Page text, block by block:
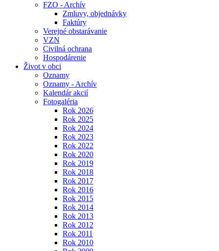
FZO - Archív
Zmluvy, objednávky
Faktúry
Verejné obstarávanie
VZN
Civilná ochrana
Hospodárenie
Život v obci
Oznamy
Oznamy - Archív
Kalendár akcií
Fotogaléria
Rok 2026
Rok 2025
Rok 2024
Rok 2023
Rok 2022
Rok 2020
Rok 2019
Rok 2018
Rok 2017
Rok 2016
Rok 2015
Rok 2014
Rok 2013
Rok 2012
Rok 2011
Rok 2010